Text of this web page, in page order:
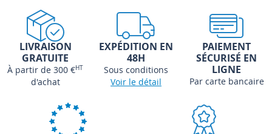
LIVRAISON
GRATUITE
À partir de 300 €HT
d'achat
EXPÉDITION EN
48H
Sous conditions
Voir le détail
PAIEMENT
SÉCURISÉ EN
LIGNE
Par carte bancaire